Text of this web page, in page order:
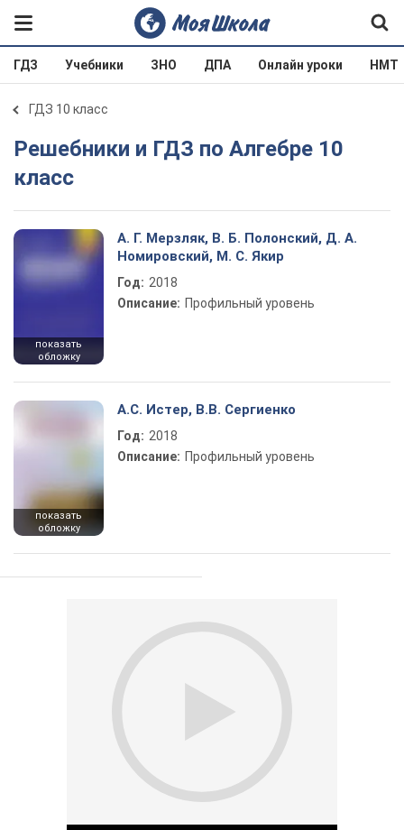
ГДЗ Учебники ЗНО ДПА Онлайн уроки НМТ
ГДЗ 10 класс
Решебники и ГДЗ по Алгебре 10
класс
показать
обложку
А. Г. Мерзляк, В. Б. Полонский, Д. А.
Номировский, М. С. Якир
Год: 2018
Описание: Профильный уровень
показать
обложку
А.С. Истер, В.В. Сергиенко
Год: 2018
Описание: Профильный уровень